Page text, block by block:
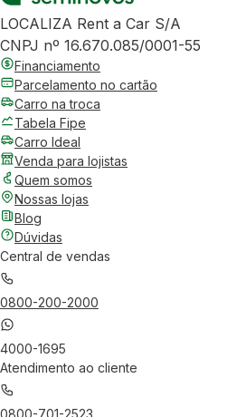
LOCALIZA Rent a Car S/A
CNPJ nº 16.670.085/0001-55
Financiamento
Parcelamento no cartão
Carro na troca
Tabela Fipe
Carro Ideal
Venda para lojistas
Quem somos
Nossas lojas
Blog
Dúvidas
Central de vendas
0800-200-2000
4000-1695
Atendimento ao cliente
0800-701-2523